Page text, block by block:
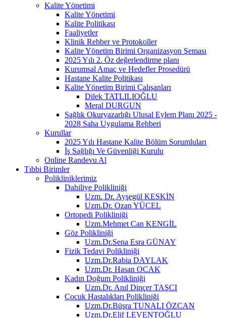
Kalite Yönetimi
Kalite Yönetimi
Kalite Politikası
Faaliyetler
Klinik Rehber ve Protokoller
Kalite Yönetim Birimi Organizasyon Şeması
2025 Yılı 2. Öz değerlendirme planı
Kurumsal Amaç ve Hedefler Prosedürü
Hastane Kalite Politikası
Kalite Yönetim Birimi Çalışanları
Dilek TATLILIOĞLU
Meral DURGUN
Sağlık Okuryazarlığı Ulusal Eylem Planı 2025 -
2028 Saha Uygulama Rehberi
Kurullar
2025 Yılı Hastane Kalite Bölüm Sorumluları
İş Sağlığı Ve Güvenliği Kurulu
Online Randevu Al
Tıbbi Birimler
Polikliniklerimiz
Dahiliye Polikliniği
Uzm. Dr. Ayşegül KESKİN
Uzm.Dr. Ozan YÜCEL
Ortopedi Polikliniği
Uzm.Mehmet Can KENGİL
Göz Polikliniği
Uzm.Dr.Sena Esra GÜNAY
Fizik Tedavi Polikliniği
Uzm.Dr.Rabia DAYLAK
Uzm.Dr. Hasan OCAK
Kadın Doğum Polikliniği
Uzm.Dr. Anıl Dinçer TAŞCI
Çocuk Hastalıkları Polikliniği
Uzm.Dr.Büşra TUNALI ÖZCAN
Uzm.Dr.Elif LEVENTOĞLU